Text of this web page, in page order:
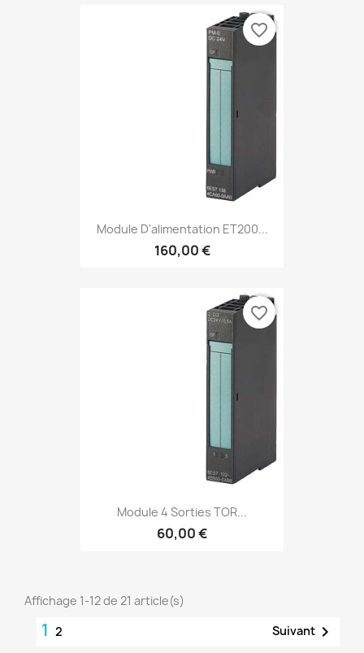
Module D'alimentation ET200...
160,00 €
favorite_border
Module 4 Sorties TOR...
60,00 €
favorite_border
Affichage 1-12 de 21 article(s)
1 2 Suivant 